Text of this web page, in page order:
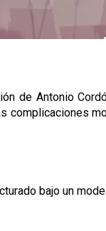
de Antonio
complicaciones
bajo un